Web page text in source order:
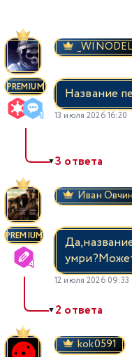
PREMIUM Название
13 июля 2026 16:20
▼3 ответа
PREMIUM
Иван
12 июля 2026 09:33
▼2 ответа
kok0591